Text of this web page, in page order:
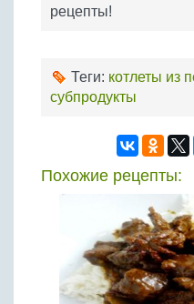
рецепты!
Теги: котлеты из
субпродукты
Похожие рецепты: